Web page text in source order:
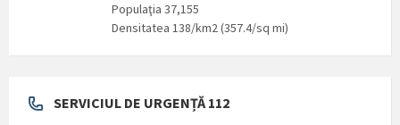
Populaţia 37,155
Densitatea 138/km2 (357.4/sq mi)
SERVICIUL DE URGENȚĂ 112